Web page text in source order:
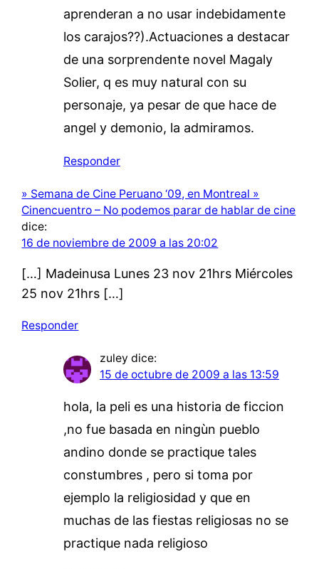
aprenderan a no usar indebidamente
los carajos??).Actuaciones a destacar
de una sorprendente novel Magaly
Solier, q es muy natural con su
personaje, ya pesar de que hace de
angel y demonio, la admiramos.
Responder
» Semana de Cine Peruano ‘09, en Montreal »
Cinencuentro – No podemos parar de hablar de cine
dice:
16 de noviembre de 2009 a las 20:02
[…] Madeinusa Lunes 23 nov 21hrs Miércoles
25 nov 21hrs […]
Responder
zuley dice:
15 de octubre de 2009 a las 13:59
hola, la peli es una historia de ficcion
,no fue basada en ningùn pueblo
andino donde se practique tales
constumbres , pero si toma por
ejemplo la religiosidad y que en
muchas de las fiestas religiosas no se
practique nada religioso